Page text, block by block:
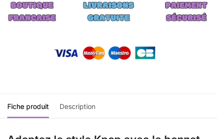
Fiche produit Description